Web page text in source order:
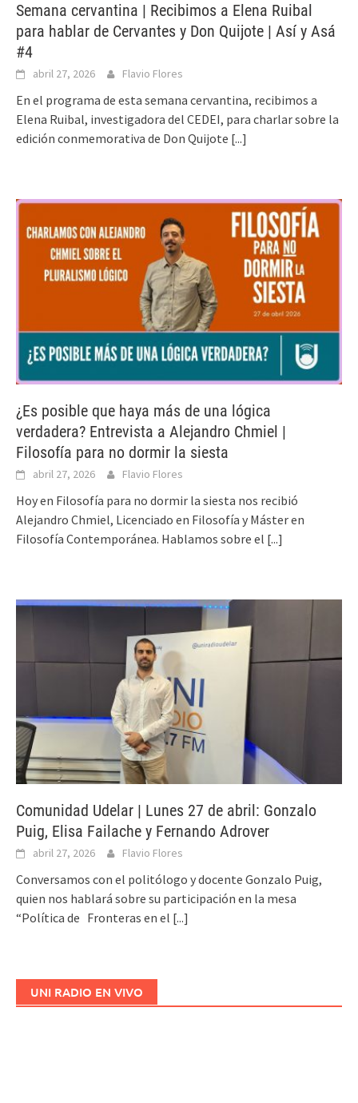
Semana cervantina | Recibimos a Elena Ruibal
para hablar de Cervantes y Don Quijote | Así y Asá
#4
abril 27, 2026 Flavio Flores
En el programa de esta semana cervantina, recibimos a
Elena Ruibal, investigadora del CEDEI, para charlar sobre la
edición conmemorativa de Don Quijote [...]
¿Es posible que haya más de una lógica
verdadera? Entrevista a Alejandro Chmiel |
Filosofía para no dormir la siesta
abril 27, 2026 Flavio Flores
Hoy en Filosofía para no dormir la siesta nos recibió
Alejandro Chmiel, Licenciado en Filosofía y Máster en
Filosofía Contemporánea. Hablamos sobre el [...]
Comunidad Udelar | Lunes 27 de abril: Gonzalo
Puig, Elisa Failache y Fernando Adrover
abril 27, 2026 Flavio Flores
Conversamos con el politólogo y docente Gonzalo Puig,
quien nos hablará sobre su participación en la mesa
“Política de Fronteras en el [...]
UNI RADIO EN VIVO